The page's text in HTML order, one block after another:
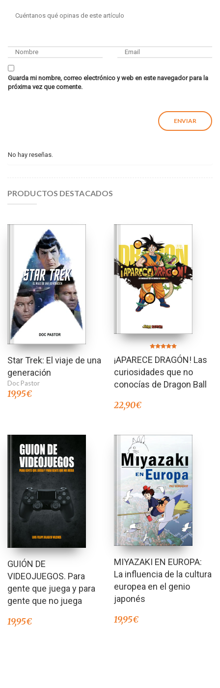
Guarda mi nombre, correo electrónico y web en este navegador para la
próxima vez que comente.
No hay reseñas.
PRODUCTOS DESTACADOS
Star Trek: El viaje de una
generación
Doc Pastor
19,95€
5.00
de 5
¡APARECE DRAGÓN! Las
curiosidades que no
conocías de Dragon Ball
22,90€
GUIÓN DE
VIDEOJUEGOS. Para
gente que juega y para
gente que no juega
19,95€
MIYAZAKI EN EUROPA:
La influencia de la cultura
europea en el genio
japonés
19,95€